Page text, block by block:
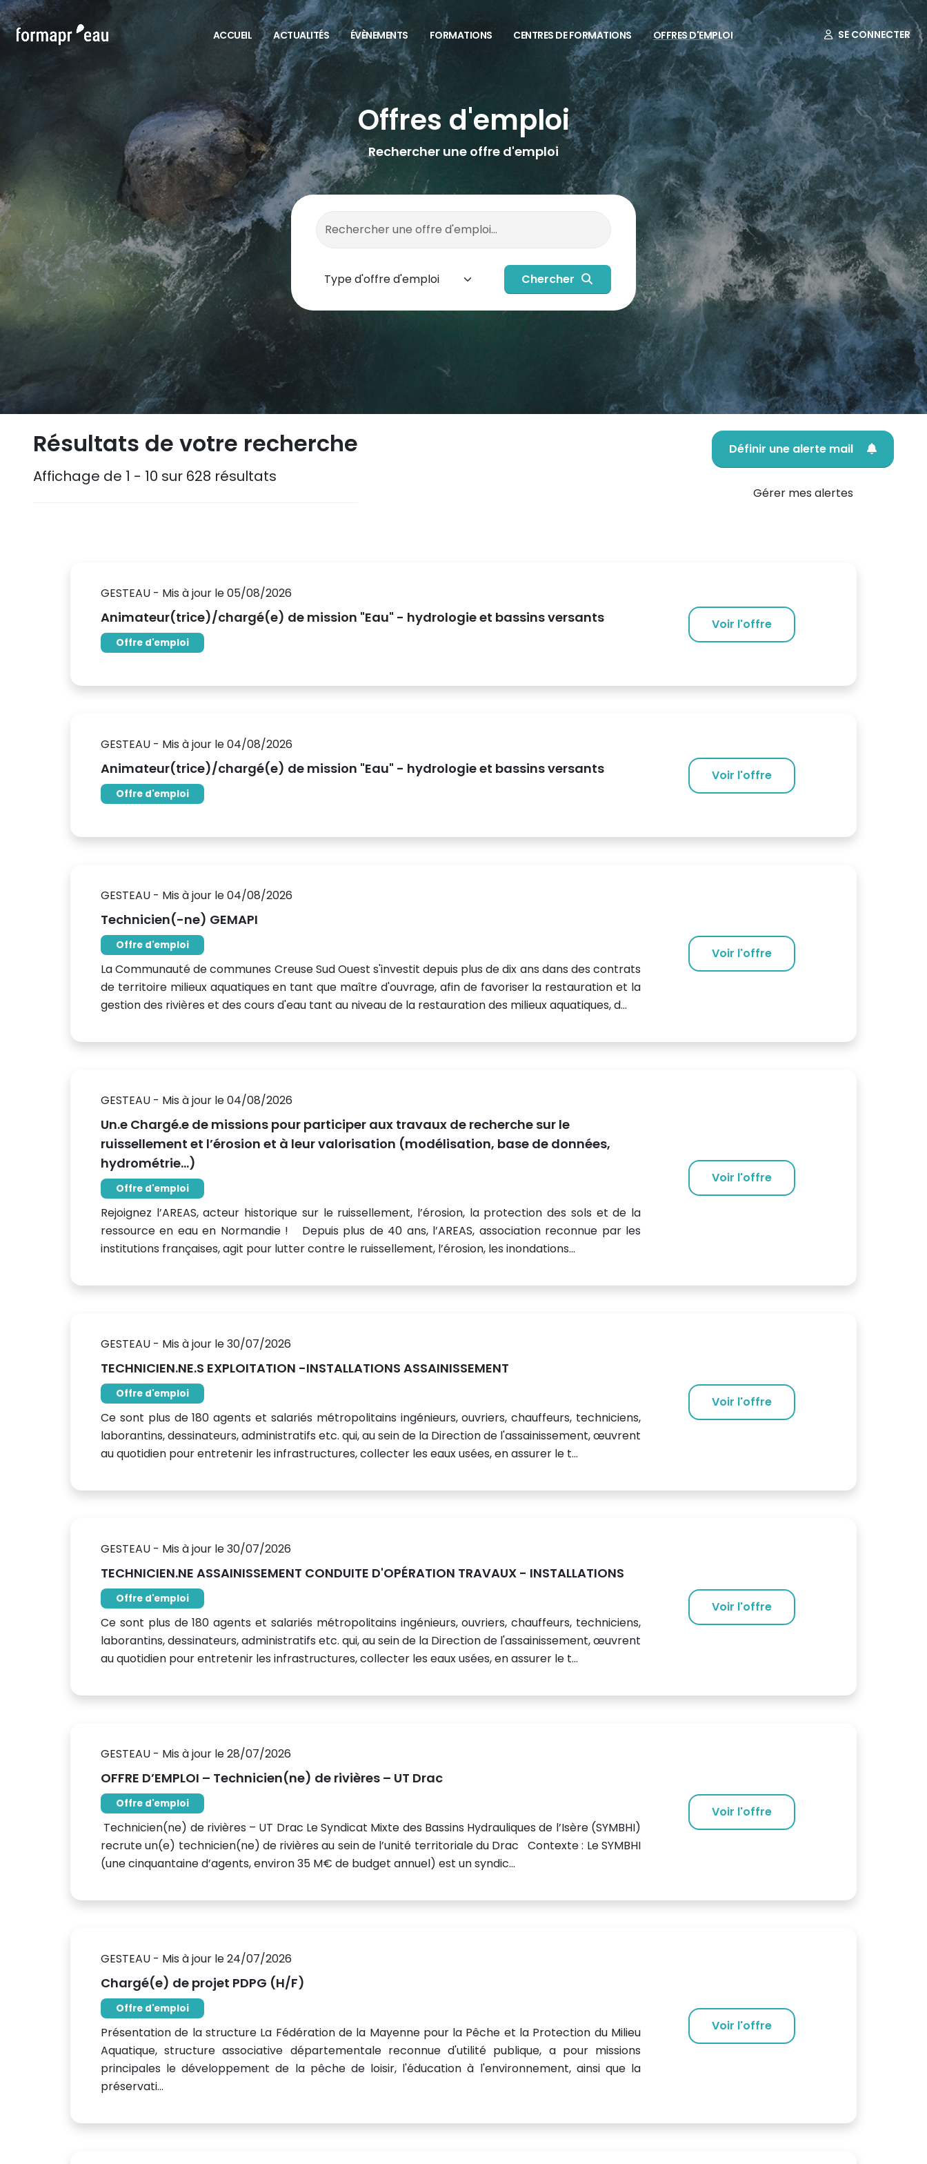
ACCUEIL ACTUALITÉS ÉVÈNEMENTS FORMATIONS CENTRES DE FORMATIONS OFFRES D'EMPLOI SE CONNECTER
Offres d'emploi
Rechercher une offre d'emploi
Chercher
Résultats de votre recherche
Affichage de 1 - 10 sur 628 résultats
Définir une alerte mail
Gérer mes alertes
GESTEAU - Mis à jour le 05/08/2026
Animateur(trice)/chargé(e) de mission "Eau" - hydrologie et bassins versants
Offre d'emploi
Voir l'offre
GESTEAU - Mis à jour le 04/08/2026
Animateur(trice)/chargé(e) de mission "Eau" - hydrologie et bassins versants
Offre d'emploi
Voir l'offre
GESTEAU - Mis à jour le 04/08/2026
Technicien(-ne) GEMAPI
Offre d'emploi
La Communauté de communes Creuse Sud Ouest s'investit depuis plus de dix ans dans des contrats
de territoire milieux aquatiques en tant que maître d'ouvrage, afin de favoriser la restauration et la
gestion des rivières et des cours d'eau tant au niveau de la restauration des milieux aquatiques, d...
Voir l'offre
GESTEAU - Mis à jour le 04/08/2026
Un.e Chargé.e de missions pour participer aux travaux de recherche sur le
ruissellement et l’érosion et à leur valorisation (modélisation, base de données,
hydrométrie…)
Offre d'emploi
Rejoignez l’AREAS, acteur historique sur le ruissellement, l’érosion, la protection des sols et de la
ressource en eau en Normandie ! Depuis plus de 40 ans, l’AREAS, association reconnue par les
institutions françaises, agit pour lutter contre le ruissellement, l’érosion, les inondations...
Voir l'offre
GESTEAU - Mis à jour le 30/07/2026
TECHNICIEN.NE.S EXPLOITATION -INSTALLATIONS ASSAINISSEMENT
Offre d'emploi
Ce sont plus de 180 agents et salariés métropolitains ingénieurs, ouvriers, chauffeurs, techniciens,
laborantins, dessinateurs, administratifs etc. qui, au sein de la Direction de l'assainissement, œuvrent
au quotidien pour entretenir les infrastructures, collecter les eaux usées, en assurer le t...
Voir l'offre
GESTEAU - Mis à jour le 30/07/2026
TECHNICIEN.NE ASSAINISSEMENT CONDUITE D'OPÉRATION TRAVAUX - INSTALLATIONS
Offre d'emploi
Ce sont plus de 180 agents et salariés métropolitains ingénieurs, ouvriers, chauffeurs, techniciens,
laborantins, dessinateurs, administratifs etc. qui, au sein de la Direction de l'assainissement, œuvrent
au quotidien pour entretenir les infrastructures, collecter les eaux usées, en assurer le t...
Voir l'offre
GESTEAU - Mis à jour le 28/07/2026
OFFRE D’EMPLOI – Technicien(ne) de rivières – UT Drac
Offre d'emploi
Technicien(ne) de rivières – UT Drac Le Syndicat Mixte des Bassins Hydrauliques de l’Isère (SYMBHI)
recrute un(e) technicien(ne) de rivières au sein de l’unité territoriale du Drac Contexte : Le SYMBHI
(une cinquantaine d’agents, environ 35 M€ de budget annuel) est un syndic...
Voir l'offre
GESTEAU - Mis à jour le 24/07/2026
Chargé(e) de projet PDPG (H/F)
Offre d'emploi
Présentation de la structure La Fédération de la Mayenne pour la Pêche et la Protection du Milieu
Aquatique, structure associative départementale reconnue d'utilité publique, a pour missions
principales le développement de la pêche de loisir, l'éducation à l'environnement, ainsi que la
préservati...
Voir l'offre